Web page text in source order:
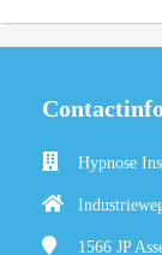
Hypnose
1566 JP